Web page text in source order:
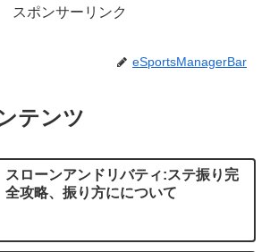
スポンサーリンク
eSportsManagerBar
テンツ
スローンアンドリバティ:ステ振り完
全攻略、振り方にについて